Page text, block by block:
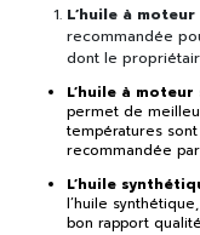
L’huile à
recommandée
dont le
L’huile à
permet de
températures
recommandée
L’huile
l’huile
bon rapport